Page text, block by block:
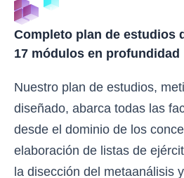
Completo plan de estudios
17 módulos en profundidad
Nuestro plan de estudios,
diseñado, abarca todas las
desde el dominio de los
elaboración de listas de
la disección del metaanálisis